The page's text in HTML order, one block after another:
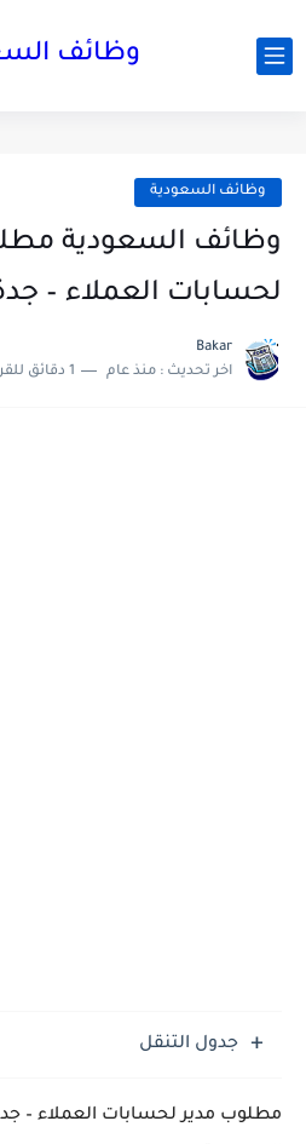
وظائف
وظائف السعودية
وظائف السعودية
لحسابات العملاء –
Bakar
اخر تحديث : منذ عام 1 دقائق للقراءة
جدول التنقل
مطلوب مدير لحسابات العملاء –